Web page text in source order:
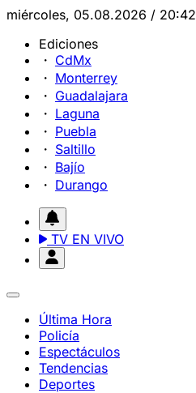
miércoles, 05.08.2026 / 20:42
Ediciones
CdMx
Monterrey
Guadalajara
Laguna
Puebla
Saltillo
Bajío
Durango
TV EN VIVO
Última Hora
Policía
Espectáculos
Tendencias
Deportes